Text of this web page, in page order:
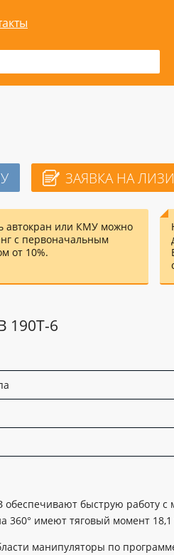
ЗАЯВКА НА
автокран или КМУ можно
с первоначальным
от 10%.
190T-6
быструю работу
имеют тяговый момент 18,1
манипуляторы по